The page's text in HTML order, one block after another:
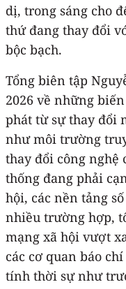
dị, trong sáng cho
thứ đang thay đổi
bộc bạch.
Tổng biên tập
2026 về những
phát từ sự thay đổi
như môi trường
thay đổi công nghệ
thống đang phải
hội, các nền tảng
nhiều trường hợp,
mạng xã hội vượt
các cơ quan báo
tính thời sự như